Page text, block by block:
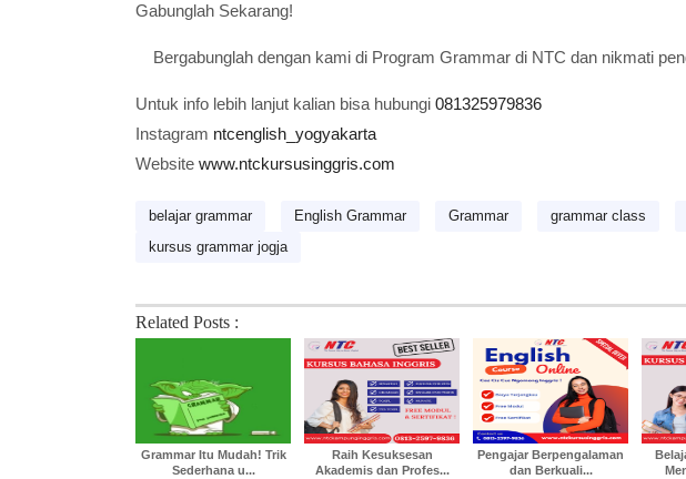
Gabunglah Sekarang!
Bergabunglah dengan kami di Program Grammar di NTC dan nikmati
Untuk info lebih lanjut kalian bisa hubungi 081325979836
Instagram ntcenglish_yogyakarta
Website www.ntckursusinggris.com
belajar grammar English Grammar Grammar grammar class
kursus grammar jogja
Related Posts :
Grammar Itu Mudah! Trik
Sederhana u...
Raih Kesuksesan
Akademis dan Profes...
Pengajar Berpengalaman
dan Berkuali...